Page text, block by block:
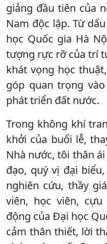
giảng đầu tiên của
Nam độc lập. Từ
học Quốc gia Hà
tượng rực rỡ của trí
khát vọng học
góp quan trọng
phát triển đất nước.
Trong không khí
khởi của buổi lễ,
Nhà nước, tôi thân
đạo, quý vị đại
nghiên cứu, thầy
viên, học viên,
động của Đại học
cảm thân thiết, lời